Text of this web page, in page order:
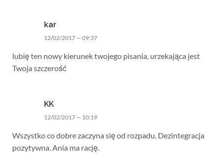
kar
12/02/2017 — 09:37
lubię ten nowy kierunek twojego pisania, urzekająca jest
Twoja szczerość
KK
12/02/2017 — 10:19
Wszystko co dobre zaczyna się od rozpadu. Dezintegracja
pozytywna. Ania ma rację.